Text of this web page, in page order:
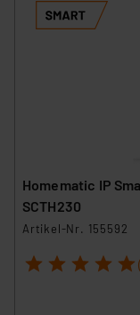
Homematic IP
SCTH230
Artikel-Nr. 155592
1 2 3 4 5